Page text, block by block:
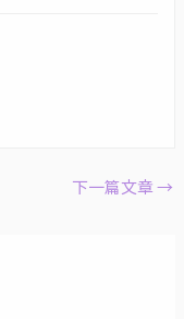
下一篇文章 →